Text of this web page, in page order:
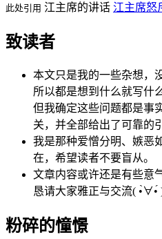
此处引用 江主席的讲话 江主席怒
致读者
本文只是我的一些杂想，
所以都是想到什么就写什
但我确定这些问题都是事
关，并全部给出了可靠的
我是那种爱憎分明、嫉恶
在，希望读者不要盲从。
文章内容或许还是有些意
恳请大家雅正与交流( •̀∀•́ )
粉碎的憧憬